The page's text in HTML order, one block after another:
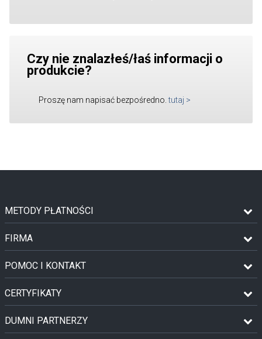
Czy nie znalazłeś/łaś informacji o
produkcie?
Proszę nam napisać bezpośredno. tutaj >
METODY PŁATNOŚCI
FIRMA
POMOC I KONTAKT
CERTYFIKATY
DUMNI PARTNERZY